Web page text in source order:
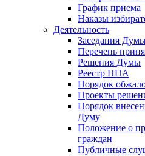
График приема
Наказы
Деятельность
Заседания
Перечень
Решения Думы
Реестр НПА
Порядок
Проекты
Порядок
Думу
Положение о
граждан
Публичные